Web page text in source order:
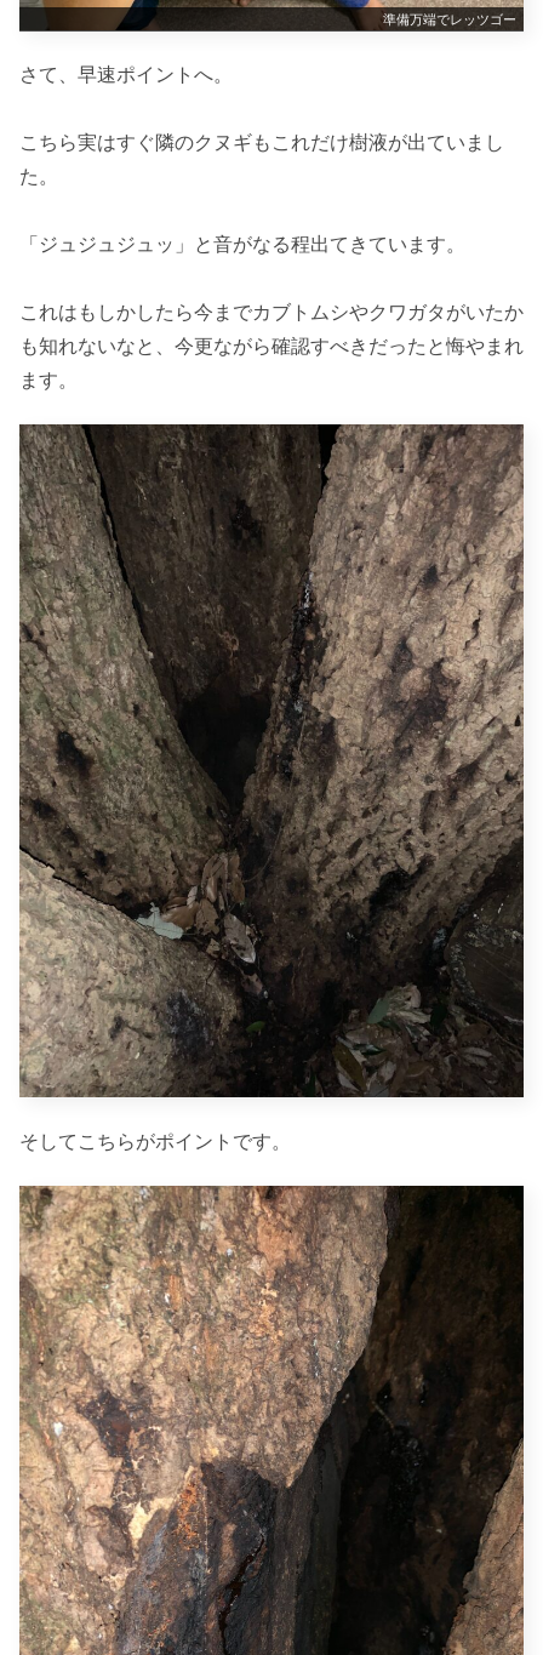
準備万端でレッツゴー
さて、早速ポイントへ。
こちら実はすぐ隣のクヌギもこれだけ樹液が出ていまし
た。
「ジュジュジュッ」と音がなる程出てきています。
これはもしかしたら今までカブトムシやクワガタがいたか
も知れないなと、今更ながら確認すべきだったと悔やまれ
ます。
そしてこちらがポイントです。